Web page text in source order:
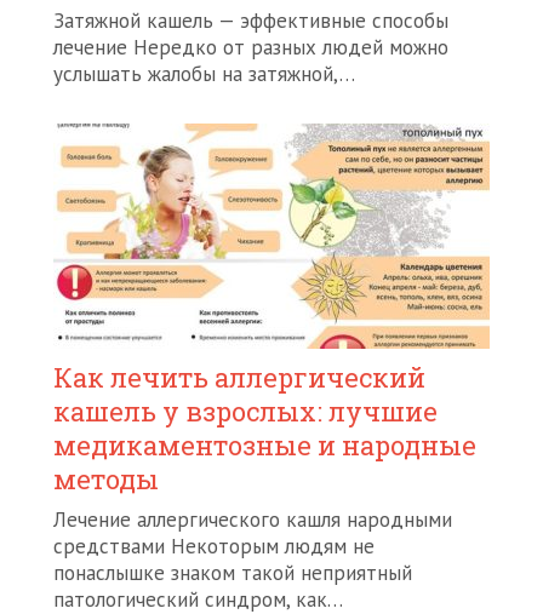
Затяжной кашель — эффективные способы
лечение Нередко от разных людей можно
услышать жалобы на затяжной,…
Как лечить аллергический
кашель у взрослых: лучшие
медикаментозные и народные
методы
Лечение аллергического кашля народными
средствами Некоторым людям не
понаслышке знаком такой неприятный
патологический синдром, как…